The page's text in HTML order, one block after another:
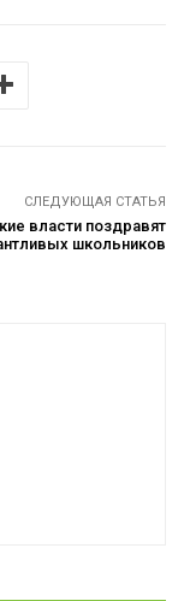
СЛЕДУЮЩАЯ СТАТЬЯ
власти поздравят
школьников